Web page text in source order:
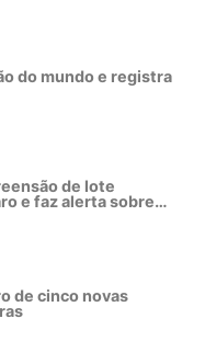
do mundo e registra
de lote
e faz alerta sobre
de cinco novas